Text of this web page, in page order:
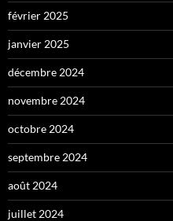
février 2025
janvier 2025
décembre 2024
novembre 2024
octobre 2024
septembre 2024
août 2024
juillet 2024